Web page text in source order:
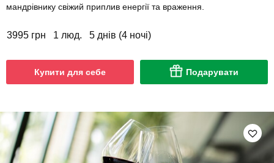
мандрівнику свіжий приплив енергії та враження.
3995 грн 1 люд. 5 днів (4 ночі)
Купити для себе Подарувати